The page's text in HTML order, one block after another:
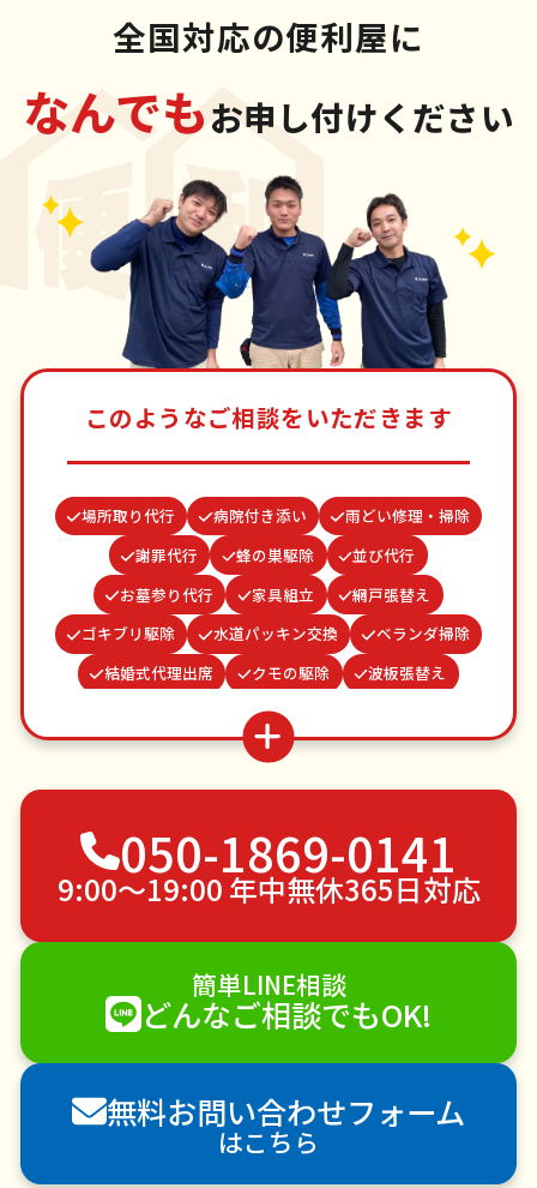
全国対応の便利屋に
なんでもお申し付けください
このようなご相談をいただきます
場所取り代行 病院付き添い
雨どい修理・掃除
謝罪代行
蜂の巣駆除
並び代行
お墓参り代行
家具組立
網戸張替え
ゴキブリ駆除
水道パッキン交換
ベランダ掃除
結婚式代理出席
クモの駆除
波板張替え
お庭の水やり
つた・ツルの撤去
遺品整理・生前整理
カーテンレール取り付け
不用品回収
ゴミ屋敷片付け
引っ越し
植木の剪定
植木の伐採
手すり取り付け
ペットのお世話
エアコンクリーニング
DIY・日曜大工
ハウスクリーニング
雪かき・雪下ろし
襖（ふすま）の張替え
空き家管理
各種代行
害獣駆除
防草シート施工
ナメクジ駆除
害虫駆除
050-1869-0141
9:00〜19:00 年中無休365日対応
簡単LINE相談
どんなご相談でもOK!
無料お問い合わせフォーム
はこちら